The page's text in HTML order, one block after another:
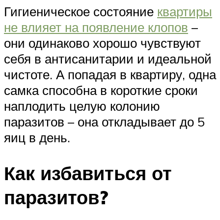
Гигиеническое состояние квартиры
не влияет на появление клопов –
они одинаково хорошо чувствуют
себя в антисанитарии и идеальной
чистоте. А попадая в квартиру, одна
самка способна в короткие сроки
наплодить целую колонию
паразитов – она откладывает до 5
яиц в день.
Как избавиться от
паразитов?